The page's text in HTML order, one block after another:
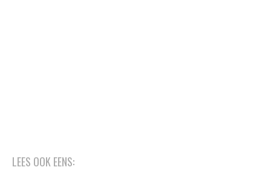
LEES OOK EENS: